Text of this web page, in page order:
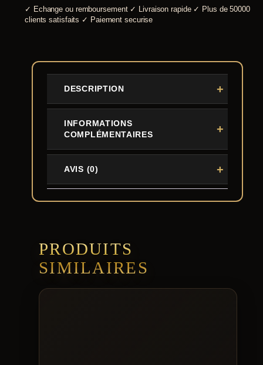
✓ Echange ou remboursement ✓ Livraison rapide ✓ Plus de 50000
clients satisfaits ✓ Paiement securise
DESCRIPTION
INFORMATIONS
COMPLÉMENTAIRES
AVIS (0)
PRODUITS
SIMILAIRES